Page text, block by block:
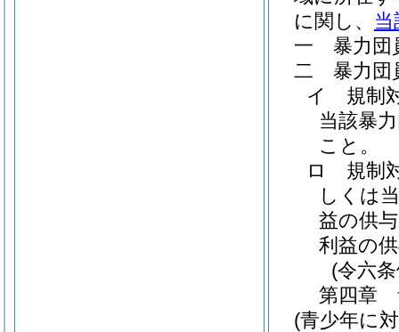
に関し、
一
暴力
二
暴力
イ
規制
当該暴
こと。
ロ
規制
しくは
益の供
利益の
(令六
第四章
(青少年に